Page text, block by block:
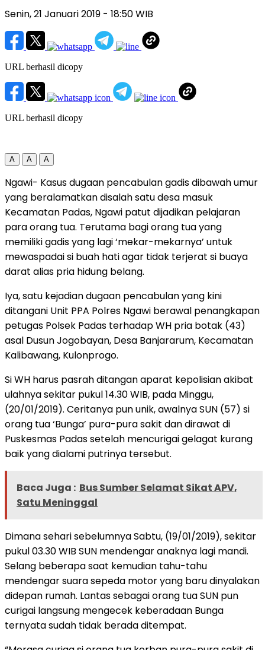
Senin, 21 Januari 2019 - 18:50 WIB
URL berhasil dicopy
URL berhasil dicopy
A A A
Ngawi- Kasus dugaan pencabulan gadis dibawah umur
yang beralamatkan disalah satu desa masuk
Kecamatan Padas, Ngawi patut dijadikan pelajaran
para orang tua. Terutama bagi orang tua yang
memiliki gadis yang lagi ‘mekar-mekarnya’ untuk
mewaspadai si buah hati agar tidak terjerat si buaya
darat alias pria hidung belang.
Iya, satu kejadian dugaan pencabulan yang kini
ditangani Unit PPA Polres Ngawi berawal penangkapan
petugas Polsek Padas terhadap WH pria botak (43)
asal Dusun Jogobayan, Desa Banjararum, Kecamatan
Kalibawang, Kulonprogo.
Si WH harus pasrah ditangan aparat kepolisian akibat
ulahnya sekitar pukul 14.30 WIB, pada Minggu,
(20/01/2019). Ceritanya pun unik, awalnya SUN (57) si
orang tua ‘Bunga’ pura-pura sakit dan dirawat di
Puskesmas Padas setelah mencurigai gelagat kurang
baik yang dialami putrinya tersebut.
Baca Juga : Bus Sumber Selamat Sikat APV,
Satu Meninggal
Dimana sehari sebelumnya Sabtu, (19/01/2019), sekitar
pukul 03.30 WIB SUN mendengar anaknya lagi mandi.
Selang beberapa saat kemudian tahu-tahu
mendengar suara sepeda motor yang baru dinyalakan
didepan rumah. Lantas sebagai orang tua SUN pun
curigai langsung mengecek keberadaan Bunga
ternyata sudah tidak berada ditempat.